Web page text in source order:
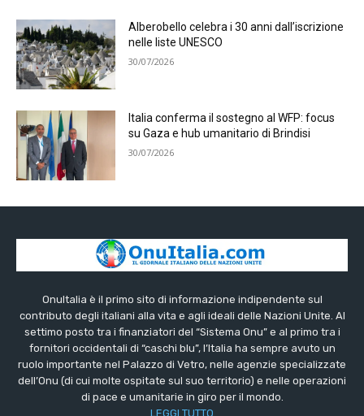
Alberobello celebra i 30 anni dall’iscrizione
nelle liste UNESCO
30/07/2026
Italia conferma il sostegno al WFP: focus
su Gaza e hub umanitario di Brindisi
30/07/2026
OnuItalia è il primo sito di informazione indipendente sul
contributo degli italiani alla vita e agli ideali delle Nazioni Unite. Al
settimo posto tra i finanziatori del “Sistema Onu” e al primo tra i
fornitori occidentali di “caschi blu”, l’Italia ha sempre avuto un
ruolo importante nel Palazzo di Vetro, nelle agenzie specializzate
dell’Onu (di cui molte ospitate sul suo territorio) e nelle operazioni
di pace e umanitarie in giro per il mondo.
LEGGI TUTTO